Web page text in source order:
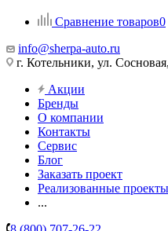
Сравнение товаров0
info@sherpa-auto.ru
г. Котельники, ул.
Акции
Бренды
О компании
Контакты
Сервис
Блог
Заказать проект
Реализованные проекты
...